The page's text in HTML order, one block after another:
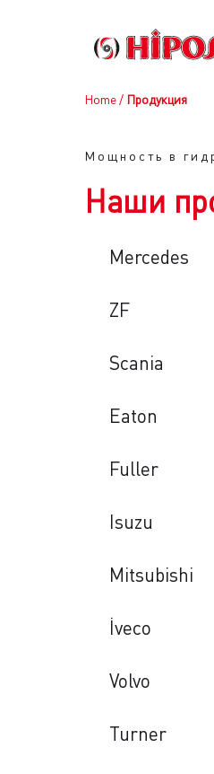
Home/ Продукция
Мощность в
Наши
Mercedes
ZF
Scania
Eaton
Fuller
Isuzu
Mitsubishi
İveco
Volvo
Turner